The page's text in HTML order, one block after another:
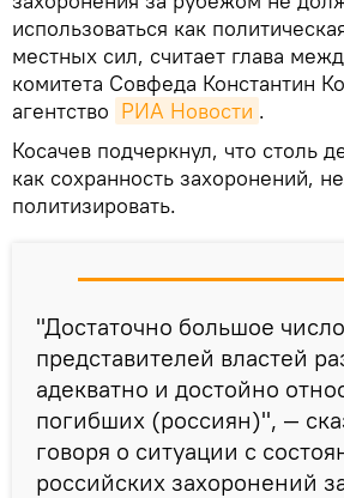
использоваться как
местных сил, считает глава
комитета Совфеда Константин
агентство РИА Новости .
Косачев подчеркнул, что столь
как сохранность захоронений,
политизировать.
"Достаточно большое число
представителей властей
адекватно и достойно
погибших (россиян)", —
говоря о ситуации с
российских захоронений